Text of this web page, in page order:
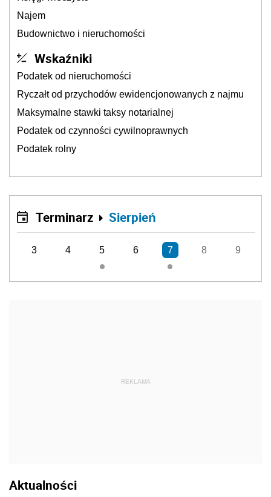
Najem
Budownictwo i nieruchomości
Wskaźniki
Podatek od nieruchomości
Ryczałt od przychodów ewidencjonowanych z najmu
Maksymalne stawki taksy notarialnej
Podatek od czynności cywilnoprawnych
Podatek rolny
Terminarz Sierpień
3 4 5 6 7 8 9
REKLAMA
Aktualności